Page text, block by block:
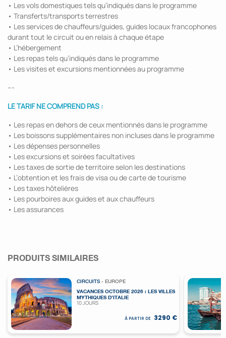
• Les vols domestiques tels qu’indiqués dans le programme
• Transferts/transports terrestres
• Les services de chauffeurs/guides, guides locaux francophones
durant tout le circuit ou en relais à chaque étape
• L’hébergement
• Les repas tels qu’indiqués dans le programme
• Les visites et excursions mentionnées au programme
---
LE TARIF NE COMPREND PAS :
• Les repas en dehors de ceux mentionnés dans le programme
• Les boissons supplémentaires non incluses dans le programme
• Les dépenses personnelles
• Les excursions et soirées facultatives
• Les taxes de sortie de territoire selon les destinations
• L’obtention et les frais de visa ou de carte de tourisme
• Les taxes hôtelières
• Les pourboires aux guides et aux chauffeurs
• Les assurances
PRODUITS SIMILAIRES
CIRCUITS - EUROPE
VACANCES OCTOBRE 2026 : LES VILLES
MYTHIQUES D’ITALIE
10 JOURS
À PARTIR DE 3290 €